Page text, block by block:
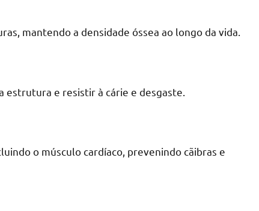
mantendo a densidade óssea ao longo da vida.
estrutura e resistir à cárie e desgaste.
o músculo cardíaco, prevenindo cãibras e